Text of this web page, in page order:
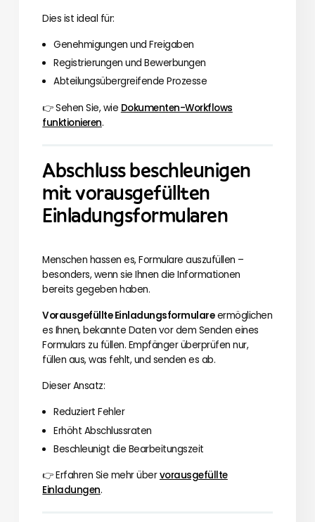
Dies ist ideal für:
Genehmigungen und Freigaben
Registrierungen und Bewerbungen
Abteilungsübergreifende Prozesse
👉 Sehen Sie, wie Dokumenten-Workflows
funktionieren.
Abschluss beschleunigen
mit vorausgefüllten
Einladungsformularen
Menschen hassen es, Formulare auszufüllen –
besonders, wenn sie Ihnen die Informationen
bereits gegeben haben.
Vorausgefüllte Einladungsformulareermöglichen
es Ihnen, bekannte Daten vor dem Senden eines
Formulars zu füllen. Empfänger überprüfen nur,
füllen aus, was fehlt, und senden es ab.
Dieser Ansatz:
Reduziert Fehler
Erhöht Abschlussraten
Beschleunigt die Bearbeitungszeit
👉 Erfahren Sie mehr übervorausgefüllte
Einladungen.